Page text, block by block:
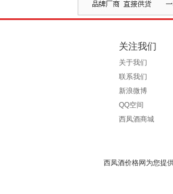
关注我们
关于我们
联系我们
新浪微博
QQ空间
西凤酒商城
西凤酒价格网为您提